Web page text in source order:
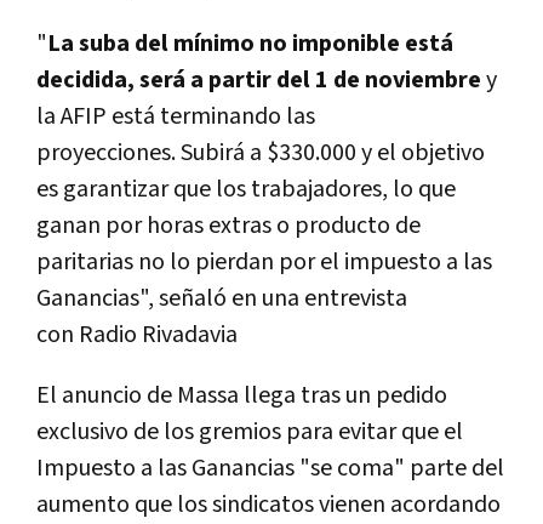
"La suba del mínimo no imponible está
decidida, será a partir del 1 de noviembrey
la AFIP está terminando las
proyecciones. Subirá a $330.000 y el objetivo
es garantizar que los trabajadores, lo que
ganan por horas extras o producto de
paritarias no lo pierdan por el impuesto a las
Ganancias", señaló en una entrevista
con Radio Rivadavia
El anuncio de Massa llega tras un pedido
exclusivo de los gremios para evitar que el
Impuesto a las Ganancias "se coma" parte del
aumento que los sindicatos vienen acordando